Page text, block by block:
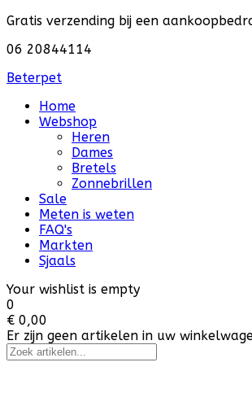
Gratis verzending bij een
06 20844114
Beterpet
Home
Webshop
Heren
Dames
Bretels
Zonnebrillen
Sale
Meten is weten
FAQ's
Markten
Sjaals
Your wishlist is empty
0
€ 0,00
Er zijn geen artikelen in uw